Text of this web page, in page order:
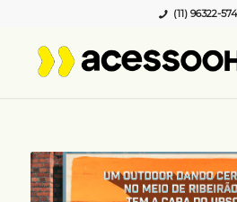
(11) 96322-